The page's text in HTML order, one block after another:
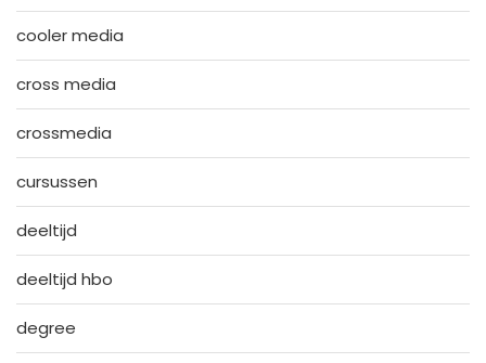
cooler media
cross media
crossmedia
cursussen
deeltijd
deeltijd hbo
degree